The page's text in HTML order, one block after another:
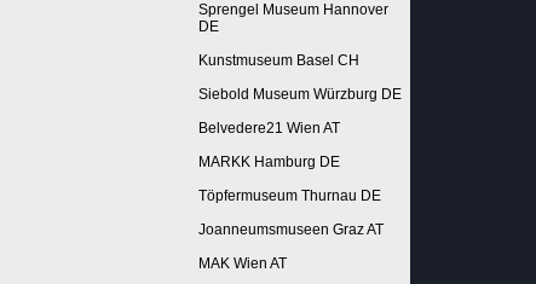
Sprengel Museum Hannover
DE
Kunstmuseum Basel CH
Siebold Museum Würzburg DE
Belvedere21 Wien AT
MARKK Hamburg DE
Töpfermuseum Thurnau DE
Joanneumsmuseen Graz AT
MAK Wien AT